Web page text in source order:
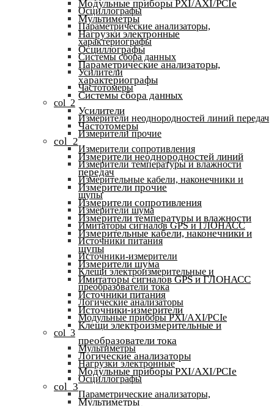
Осциллографы
Параметрические анализаторы,
характериографы
Системы сбора данных
Усилители
Частотомеры
col_2
Измерители неоднородностей линий передач
Измерители прочие
Измерители сопротивления
Измерители температуры и влажности
Измерительные кабели, наконечники и
щупы
Измерители шума
Имитаторы сигналов GPS и ГЛОНАСС
Источники питания
Источники-измерители
Клещи электроизмерительные и
преобразователи тока
Логические анализаторы
Модульные приборы PXI/AXI/PCIe
col_3
Мультиметры
Нагрузки электронные
Осциллографы
Параметрические анализаторы,
Модульные приборы PXI/AXI/PCIe
Мультиметры
Нагрузки электронные
Осциллографы
Параметрические анализаторы,
характериографы
Системы сбора данных
Усилители
Частотомеры
col_2
Измерители неоднородностей линий
передач
Измерители прочие
Измерители сопротивления
Измерители температуры и влажности
Измерительные кабели, наконечники и
щупы
Измерители шума
Имитаторы сигналов GPS и ГЛОНАСС
Источники питания
Источники-измерители
Клещи электроизмерительные и
преобразователи тока
Логические анализаторы
Модульные приборы PXI/AXI/PCIe
col_3
Мультиметры